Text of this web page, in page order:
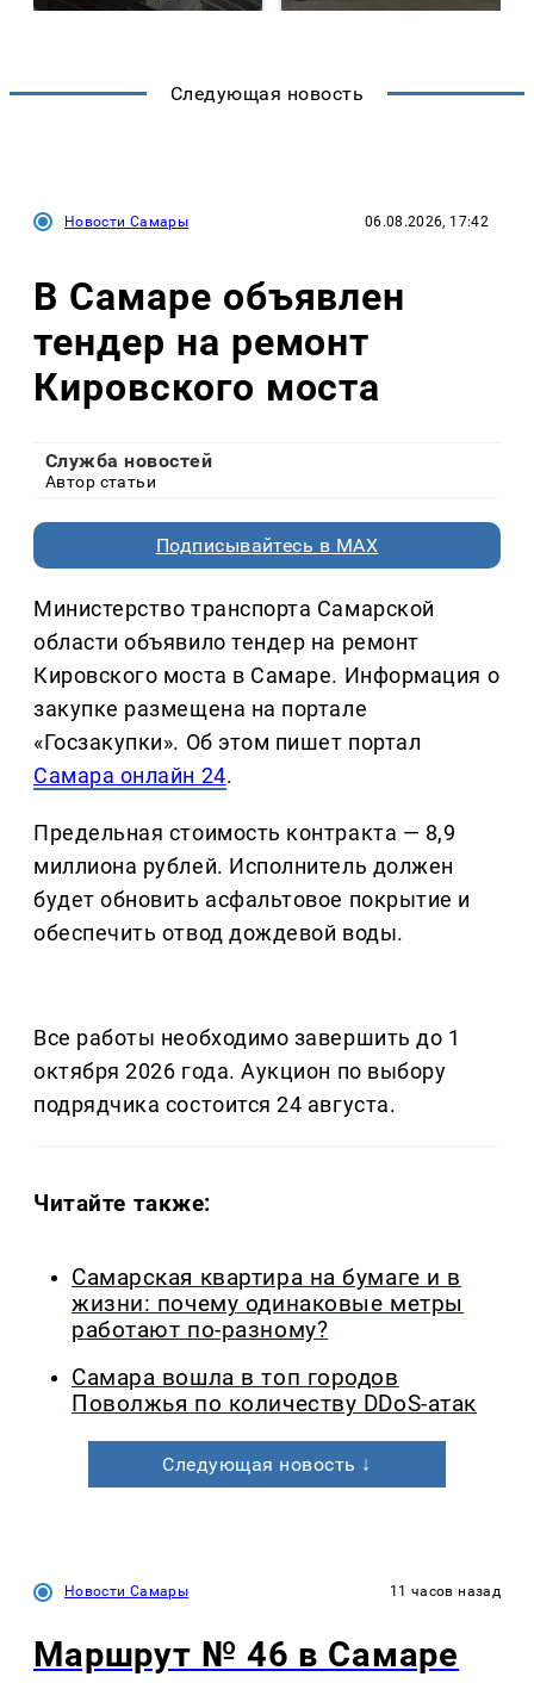
Следующая новость
Новости Самары 06.08.2026, 17:42
В Самаре объявлен
тендер на ремонт
Кировского моста
Служба новостей
Автор статьи
Подписывайтесь в MAX
Министерство транспорта Самарской
области объявило тендер на ремонт
Кировского моста в Самаре. Информация о
закупке размещена на портале
«Госзакупки». Об этом пишет портал
Самара онлайн 24.
Предельная стоимость контракта — 8,9
миллиона рублей. Исполнитель должен
будет обновить асфальтовое покрытие и
обеспечить отвод дождевой воды.
Все работы необходимо завершить до 1
октября 2026 года. Аукцион по выбору
подрядчика состоится 24 августа.
Читайте также:
Самарская квартира на бумаге и в
жизни: почему одинаковые метры
работают по-разному?
Самара вошла в топ городов
Поволжья по количеству DDoS-атак
Следующая новость ↓
Новости Самары 11 часов назад
Маршрут № 46 в Самаре